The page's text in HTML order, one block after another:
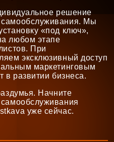
решение
Мы
«под ключ»,
любом этапе
При
эксклюзивный доступ
маркетинговым
в развитии бизнеса.
Начните
уже сейчас.